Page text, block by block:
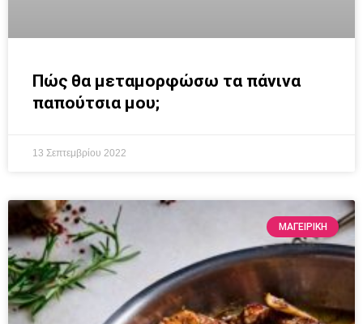
Πώς θα μεταμορφώσω τα πάνινα
παπούτσια μου;
13 Σεπτεμβρίου 2022
ΜΑΓΕΙΡΙΚΗ